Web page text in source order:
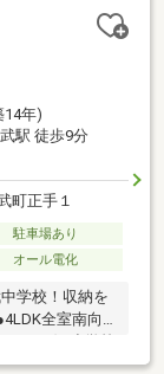
14年)
駅 徒歩9分
町正手１
駐車場あり
オール電化
学校！収納を
全室南向
済みセンチュ